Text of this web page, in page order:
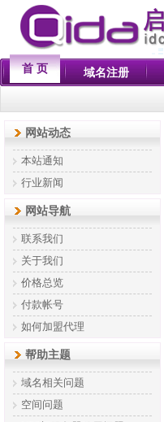
首 页 域名注册
网站动态
本站通知
行业新闻
网站导航
联系我们
关于我们
价格总览
付款帐号
如何加盟代理
帮助主题
域名相关问题
空间问题